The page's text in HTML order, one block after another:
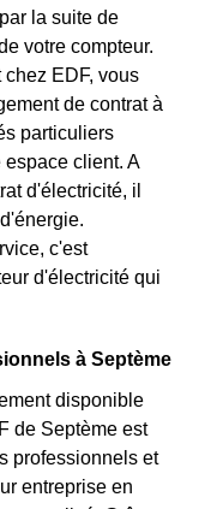
la suite de
votre compteur.
EDF, vous
de contrat à
particuliers
client. A
d'électricité, il
c'est
d'électricité qui
à Septème
disponible
de Septème est
professionnels et
entreprise en